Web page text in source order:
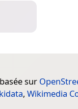
sur
, Wikimedia